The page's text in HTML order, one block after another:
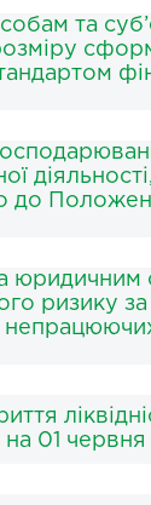
та
до
юридичним
ризику
на 01